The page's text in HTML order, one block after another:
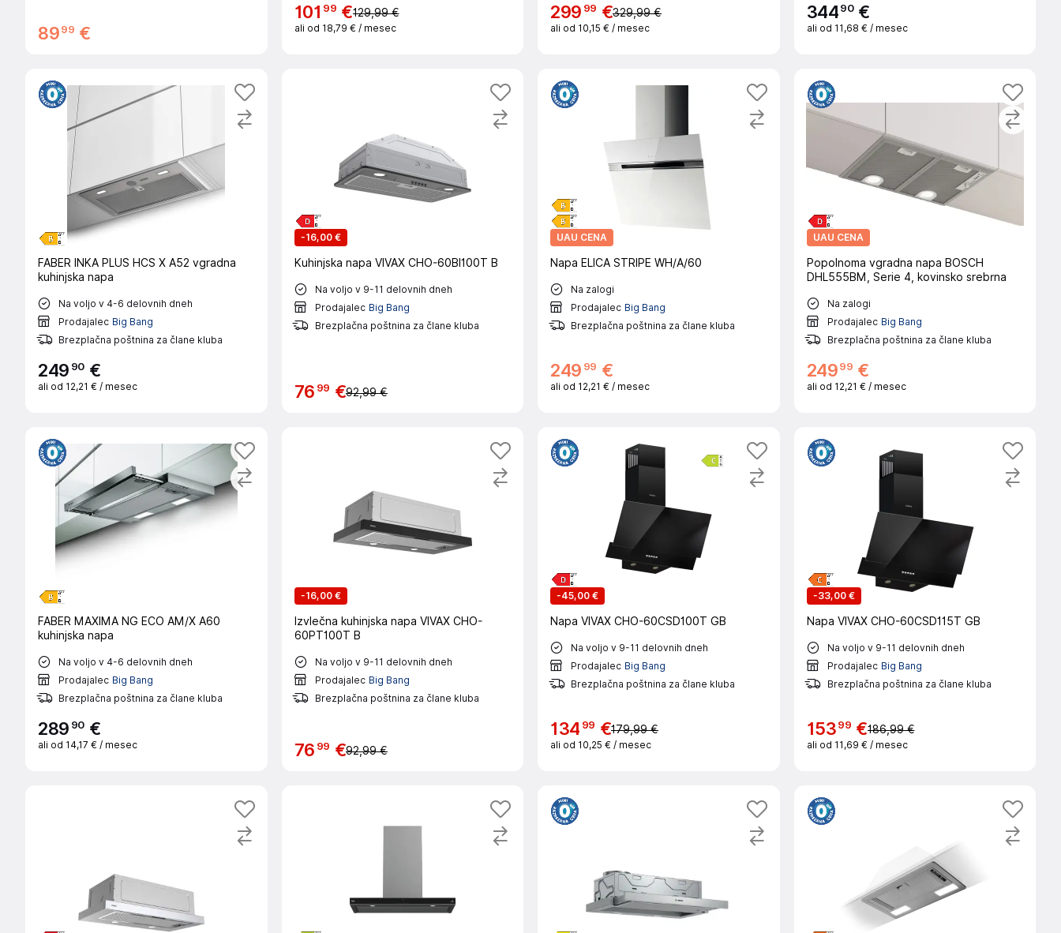
8999 €
101 99 €129,99 €
ali od 18,79 € / mesec
299 99 €329,99 €
ali od 10,15 € / mesec
34490 €
ali od 11,68 € / mesec
FABER INKA PLUS HCS X A52 vgradna
kuhinjska napa
Na voljo v 4-6 delovnih dneh
Prodajalec Big Bang
Brezplačna poštnina za člane kluba
249 90 €
ali od 12,21 € / mesec
-16,00 €
Kuhinjska napa VIVAX CHO-60BI100T B
Na voljo v 9-11 delovnih dneh
Prodajalec Big Bang
Brezplačna poštnina za člane kluba
76 99 €92,99 €
UAU CENA
Napa ELICA STRIPE WH/A/60
Na zalogi
Prodajalec Big Bang
Brezplačna poštnina za člane kluba
249 99 €
ali od 12,21 € / mesec
UAU CENA
Popolnoma vgradna napa BOSCH
DHL555BM, Serie 4, kovinsko srebrna
Na zalogi
Prodajalec Big Bang
Brezplačna poštnina za člane kluba
24999 €
ali od 12,21 € / mesec
FABER MAXIMA NG ECO AM/X A60
kuhinjska napa
Na voljo v 4-6 delovnih dneh
Prodajalec Big Bang
Brezplačna poštnina za člane kluba
289 90 €
ali od 14,17 € / mesec
-16,00 €
Izvlečna kuhinjska napa VIVAX CHO-
60PT100T B
Na voljo v 9-11 delovnih dneh
Prodajalec Big Bang
Brezplačna poštnina za člane kluba
76 99 €92,99 €
-45,00 €
Napa VIVAX CHO-60CSD100T GB
Na voljo v 9-11 delovnih dneh
Prodajalec Big Bang
Brezplačna poštnina za člane kluba
134 99 €179,99 €
ali od 10,25 € / mesec
-33,00 €
Napa VIVAX CHO-60CSD115T GB
Na voljo v 9-11 delovnih dneh
Prodajalec Big Bang
Brezplačna poštnina za člane kluba
15399 €186,99 €
ali od 11,69 € / mesec